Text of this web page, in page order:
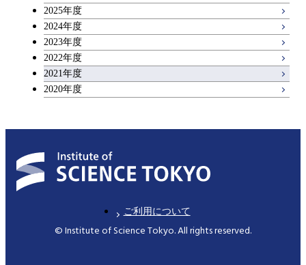
2025年度
2024年度
2023年度
2022年度
2021年度
2020年度
ご利用について
© Institute of Science Tokyo. All rights reserved.